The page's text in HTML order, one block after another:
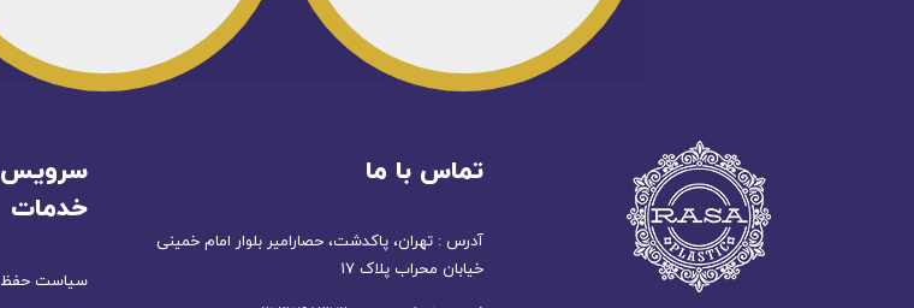
تماس با ما
آدرس : تهران، پاکدشت، حصارامیر بلوار امام خمینی
خیابان محراب پلاک ۱۷
سرویس
خدمات
سیاست